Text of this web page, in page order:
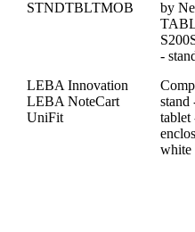
STNDTBLTMOB
by
-
LEBA Innovation
LEBA NoteCart
UniFit
stand
tablet
white